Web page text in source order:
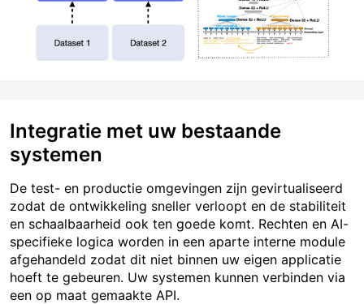
Integratie met uw bestaande
systemen
De test- en productie omgevingen zijn gevirtualiseerd
zodat de ontwikkeling sneller verloopt en de stabiliteit
en schaalbaarheid ook ten goede komt. Rechten en AI-
specifieke logica worden in een aparte interne module
afgehandeld zodat dit niet binnen uw eigen applicatie
hoeft te gebeuren. Uw systemen kunnen verbinden via
een op maat gemaakte API.